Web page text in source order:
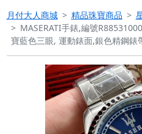
月付大人商城 精品珠寶商品
MASERATI手錶,編號
寶藍色三眼, 運動錶面,銀色精鋼錶